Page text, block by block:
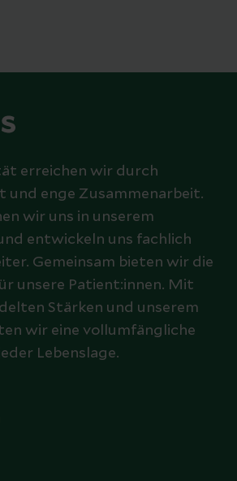
erreichen wir durch
und enge Zusammenarbeit.
wir uns in unserem
entwickeln uns fachlich
Gemeinsam bieten wir die
unsere Patient:innen. Mit
Stärken und unserem
wir eine vollumfängliche
Lebenslage.